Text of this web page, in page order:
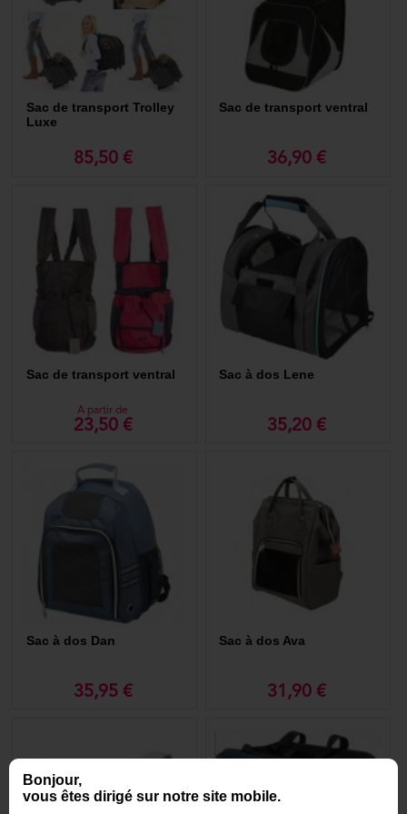
Bonjour,
vous êtes dirigé sur notre site mobile.
haute qualité est un choix parfait pour ceux qui aiment combiner mode
et fonctionnalité ;
● sac de transport Martha : solide et spacieux, ce modèle est parfait
pour les longs trajets, ayant suffisamment d'espace pour que votre chat
se sente à l'aise ;
● sac de transport Cilou brun : design chic et nombreuses poches pour
un rangement pratique de vos accessoires et de ceux de votre chat ;
● Sac de transport Cilou 2 : apprécié pour sa durabilité et son confort,
● Sac Cilou 3 : compact et léger, parfait pour les balades en ville avec
● Sac de transport Chloé : style et confort réunis, parfait pour ceux qui
recherchent le meilleur des deux mondes.
● Sac de transport Chloé 2 : plus spacieux, ce modèle est idéal pour les
chats de plus grande taille.
Quels sont les avantages des sacs à dos de
transport pour chat ?
Un sac à dos pour chat présente plusieurs atouts non négligeables :
1. bien-être pour votre chat : les sacs à dos sont souvent équipés de
coussins moelleux et de panneaux en maille pour une bonne ventilation,
2. liberté de mouvement : en utilisant un sac à dos de transport pour
chat, vous gardez vos mains libres, ce qui est pratique pour les
promenades, les courses ou les voyages ;
3. sécurité : la plupart des modèles sont dotés de fermetures éclair
robustes et de harnais de sécurité intégrés pour empêcher votre chat de
Comment choisir votre sac ?
Pour choisir un sac à dos pour chat, plusieurs critères sont à prendre en
confortablement ;
● confort : on ne le dira jamais assez, recherchez des sacs avec des
bretelles rembourrées et un dos ergonomique pour votre confort ;
Nos astuces pour un voyage réussi avec votre
Sac de transport Trolley
Luxe
85,50 €
Sac de transport ventral
36,90 €
Sac de transport ventral
A partir de
23,50 €
Sac à dos Lene
35,20 €
Sac à dos Dan
35,95 €
Sac à dos Ava
31,90 €